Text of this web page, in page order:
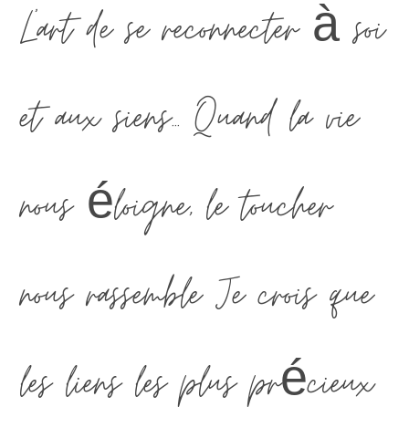
L'art de se reconnecter à soi
et aux siens... Quand la vie
nous éloigne, le toucher
nous rassemble Je crois que
les liens les plus précieux